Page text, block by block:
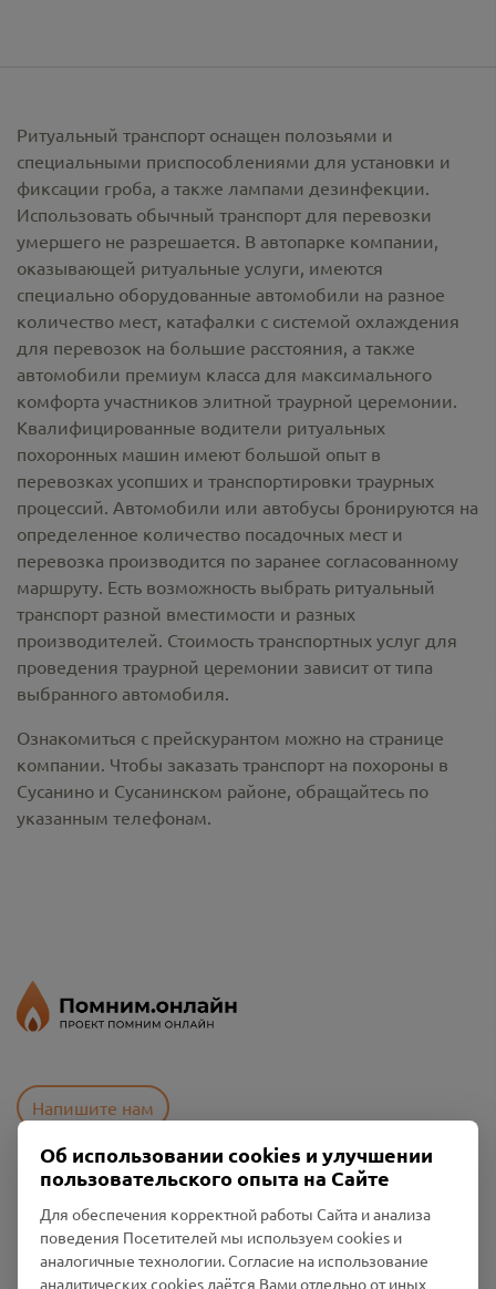
Ритуальный транспорт оснащен полозьями и
специальными приспособлениями для установки и
фиксации гроба, а также лампами дезинфекции.
Использовать обычный транспорт для перевозки
умершего не разрешается. В автопарке компании,
оказывающей ритуальные услуги, имеются
специально оборудованные автомобили на разное
количество мест, катафалки с системой охлаждения
для перевозок на большие расстояния, а также
автомобили премиум класса для максимального
комфорта участников элитной траурной церемонии.
Квалифицированные водители ритуальных
похоронных машин имеют большой опыт в
перевозках усопших и транспортировки траурных
процессий. Автомобили или автобусы бронируются на
определенное количество посадочных мест и
перевозка производится по заранее согласованному
маршруту. Есть возможность выбрать ритуальный
транспорт разной вместимости и разных
производителей. Стоимость транспортных услуг для
проведения траурной церемонии зависит от типа
выбранного автомобиля.
Ознакомиться с прейскурантом можно на странице
компании. Чтобы заказать транспорт на похороны в
Сусанино и Сусанинском районе, обращайтесь по
указанным телефонам.
Напишите нам
Политика конфиденциальности
Промо-материалы
Об использовании cookies и улучшении
пользовательского опыта на Сайте
Для обеспечения корректной работы Сайта и анализа
поведения Посетителей мы используем cookies и
аналогичные технологии. Согласие на использование
аналитических cookies даётся Вами отдельно от иных